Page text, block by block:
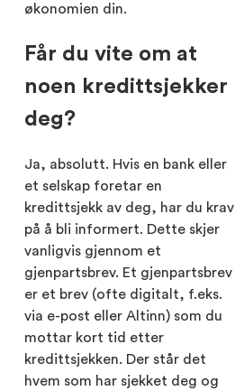
økonomien din.
Får du vite om at
noen kredittsjekker
deg?
Ja, absolutt. Hvis en bank eller
et selskap foretar en
kredittsjekk av deg, har du krav
på å bli informert. Dette skjer
vanligvis gjennom et
gjenpartsbrev. Et gjenpartsbrev
er et brev (ofte digitalt, f.eks.
via e-post eller Altinn) som du
mottar kort tid etter
kredittsjekken. Der står det
hvem som har sjekket deg og